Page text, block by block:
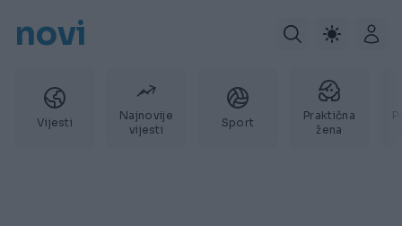
novi
Vijesti
Najnovije
vijesti
Sport
Praktična
žena